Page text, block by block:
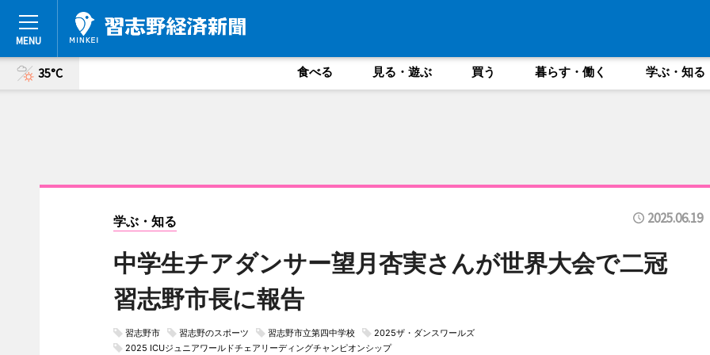
35°C 食べる 見る・遊ぶ 買う 暮らす・働く 学ぶ・知る
学ぶ・知る 2025.06.19
中学生チアダンサー望月杏実さんが世界大会で二冠
習志野市長に報告
習志野市 習志野のスポーツ 習志野市立第四中学校
2025ザ・ダンスワールズ
2025 ICUジュニアワールドチェアリーディングチャンピオンシップ